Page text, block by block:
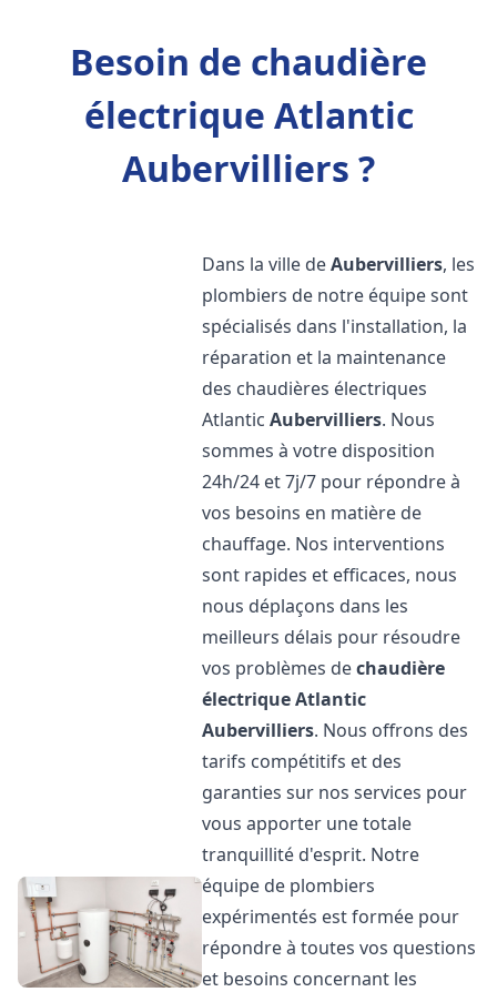
Besoin de chaudière
électrique Atlantic
Aubervilliers ?
Dans la ville deAubervilliers, les
plombiers de notre équipe sont
spécialisés dans l'installation, la
réparation et la maintenance
des chaudières électriques
AtlanticAubervilliers. Nous
sommes à votre disposition
24h/24 et 7j/7 pour répondre à
vos besoins en matière de
chauffage. Nos interventions
sont rapides et efficaces, nous
nous déplaçons dans les
meilleurs délais pour résoudre
vos problèmes dechaudière
électrique Atlantic
Aubervilliers. Nous offrons des
tarifs compétitifs et des
garanties sur nos services pour
vous apporter une totale
tranquillité d'esprit. Notre
équipe de plombiers
expérimentés est formée pour
répondre à toutes vos questions
et besoins concernant les